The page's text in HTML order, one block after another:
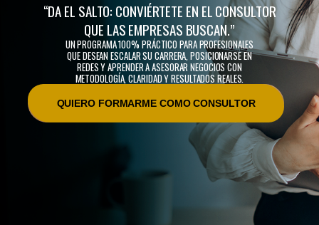
“DA EL SALTO: CONVIÉRTETE EN EL CONSULTOR
QUE LAS EMPRESAS BUSCAN.”
UN PROGRAMA 100% PRÁCTICO PARA PROFESIONALES
QUE DESEAN ESCALAR SU CARRERA, POSICIONARSE EN
REDES Y APRENDER A ASESORAR NEGOCIOS CON
METODOLOGÍA, CLARIDAD Y RESULTADOS REALES.
QUIERO FORMARME COMO CONSULTOR